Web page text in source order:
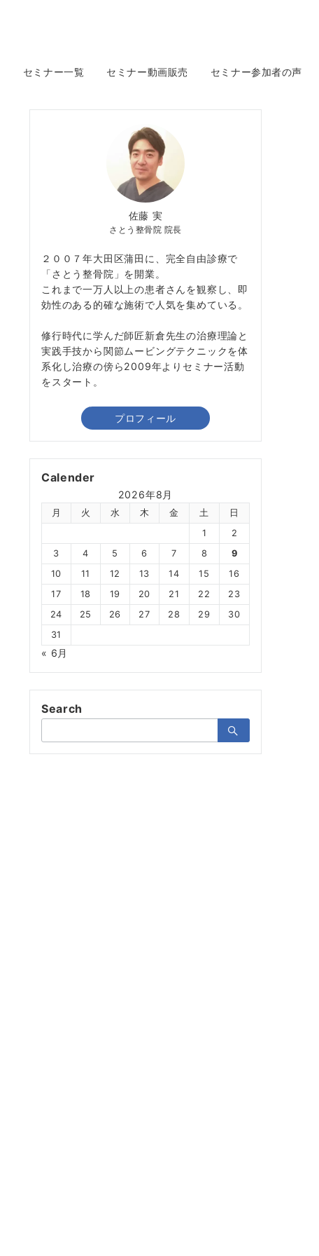
セミナー一覧 セミナー動画販売 セミナー参加者の声
佐藤 実
さとう整骨院 院長
２００７年大田区蒲田に、完全自由診療で
「さとう整骨院」を開業。
これまで一万人以上の患者さんを観察し、即
効性のある的確な施術で人気を集めている。
修行時代に学んだ師匠新倉先生の治療理論と
実践手技から関節ムービングテクニックを体
系化し治療の傍ら2009年よりセミナー活動
をスタート。
プロフィール
Calender
2026年8月
月 火 水 木 金 土
日
1
2
3
4 5 6 7 8
9
10
11 12 13 14 15
16
17
18 19 20 21 22
23
24
25 26 27 28 29
30
31
« 6月
Search
索：